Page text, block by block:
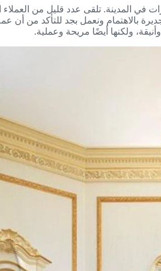
في المدينة. تلقى عدد قليل من
بالاهتمام ونعمل بجد للتأكد من أن